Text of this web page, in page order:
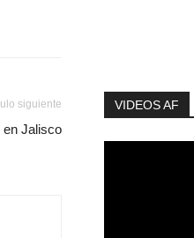
siguiente
en Jalisco
VIDEOS AF